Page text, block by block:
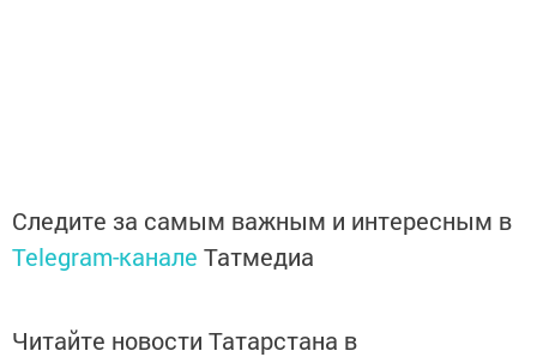
Следите за самым важным и интересным в
Telegram-канале Татмедиа
Читайте новости Татарстана в